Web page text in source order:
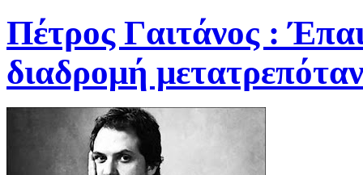
Πέτρος Γαιτάνος :
διαδρομή